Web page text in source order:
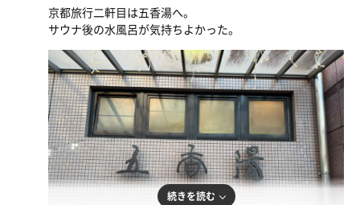
お好み焼き九条ネギミックス
京都旅行二軒目は五香湯へ。
サウナ後の水風呂が気持ちよかった。
続きを読む